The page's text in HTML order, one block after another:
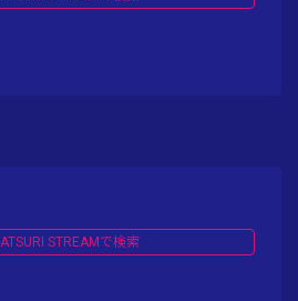
STREAMで検索